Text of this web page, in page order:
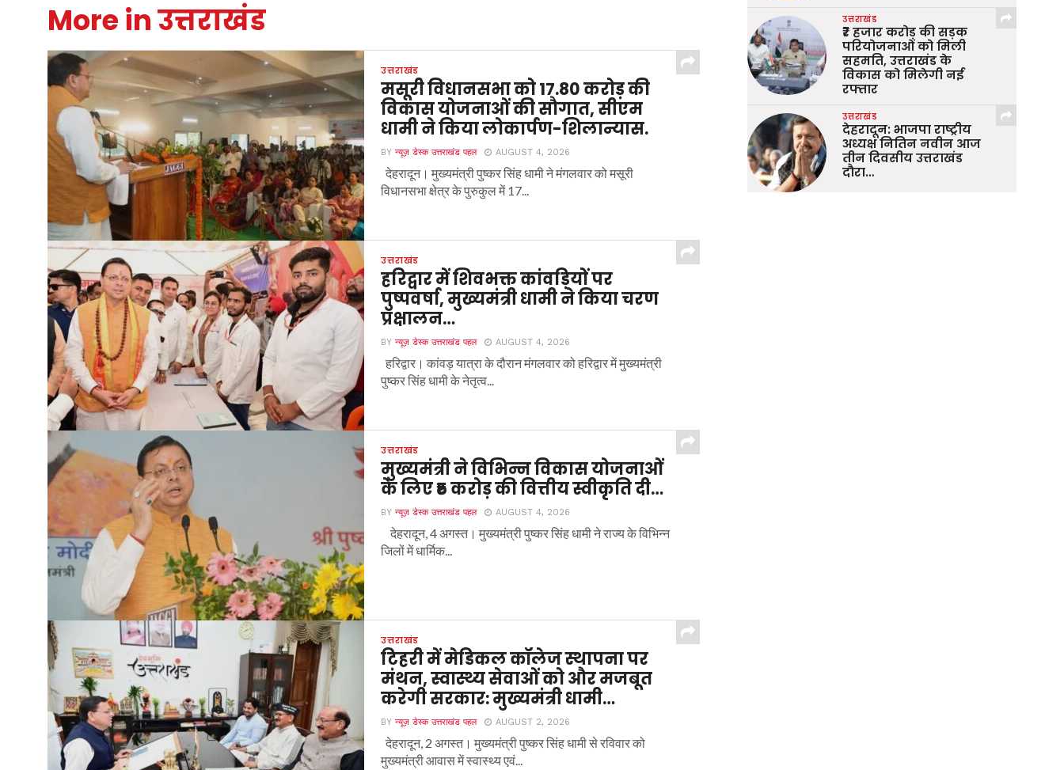
More in उत्तराखंड
उत्तराखंड
मसूरी विधानसभा को 17.80 करोड़ की
विकास योजनाओं की सौगात, सीएम
धामी ने किया लोकार्पण-शिलान्यास.
BYन्यूज़ डेस्क उत्तराखंड पहल AUGUST 4, 2026
देहरादून। मुख्यमंत्री पुष्कर सिंह धामी ने मंगलवार को मसूरी
विधानसभा क्षेत्र के पुरुकुल में 17...
उत्तराखंड
हरिद्वार में शिवभक्त कांवड़ियों पर
पुष्पवर्षा, मुख्यमंत्री धामी ने किया चरण
प्रक्षालन…
BYन्यूज़ डेस्क उत्तराखंड पहल AUGUST 4, 2026
हरिद्वार। कांवड़ यात्रा के दौरान मंगलवार को हरिद्वार में मुख्यमंत्री
पुष्कर सिंह धामी के नेतृत्व...
उत्तराखंड
मुख्यमंत्री ने विभिन्न विकास योजनाओं
के लिए ₹5 करोड़ की वित्तीय स्वीकृति दी…
BYन्यूज़ डेस्क उत्तराखंड पहल AUGUST 4, 2026
देहरादून, 4 अगस्त। मुख्यमंत्री पुष्कर सिंह धामी ने राज्य के विभिन्न
जिलों में धार्मिक...
उत्तराखंड
टिहरी में मेडिकल कॉलेज स्थापना पर
मंथन, स्वास्थ्य सेवाओं को और मजबूत
करेगी सरकार: मुख्यमंत्री धामी…
BYन्यूज़ डेस्क उत्तराखंड पहल AUGUST 2, 2026
देहरादून, 2 अगस्त। मुख्यमंत्री पुष्कर सिंह धामी से रविवार को
मुख्यमंत्री आवास में स्वास्थ्य एवं...
उत्तराखंड
₹7 हजार करोड़ की सड़क
परियोजनाओं को मिली
सहमति, उत्तराखंड के
विकास को मिलेगी नई
रफ्तार
उत्तराखंड
देहरादून: भाजपा राष्ट्रीय
अध्यक्ष नितिन नवीन आज
तीन दिवसीय उत्तराखंड
दौरा…